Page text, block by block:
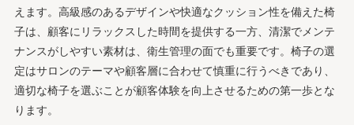
えます。高級感のあるデザインや快適なクッション性を備えた椅
子は、顧客にリラックスした時間を提供する一方、清潔でメンテ
ナンスがしやすい素材は、衛生管理の面でも重要です。椅子の選
定はサロンのテーマや顧客層に合わせて慎重に行うべきであり、
適切な椅子を選ぶことが顧客体験を向上させるための第一歩とな
ります。